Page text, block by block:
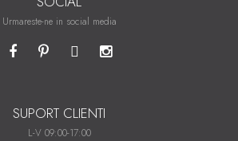
Urmareste-ne in social media
SUPORT CLIENTI
L-V 09:00-17:00